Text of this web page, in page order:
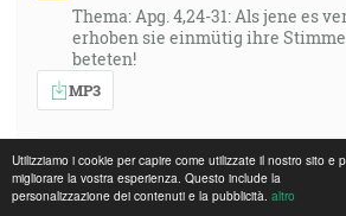
Utilizziamo i cookie per capire come utilizzate il nostro sito e
migliorare la vostra esperienza. Questo include la
personalizzazione dei contenuti e la pubblicità. altro
Thema: Apg. 4,24-31: Als jene es
erhoben sie einmütig ihre
beteten!
MP3
FRANÇAIS
Thema: Apg. 4,24-31: Als jene es